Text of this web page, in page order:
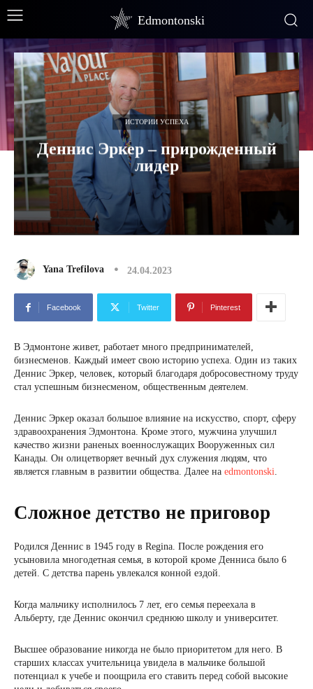
Edmontonski
ИСТОРИИ УСПЕХА
Деннис Эркер – прирожденный
лидер
Yana Trefilova 24.04.2023
Facebook Twitter Pinterest
В Эдмонтоне живет, работает много предпринимателей,
бизнесменов. Каждый имеет свою историю успеха. Один из таких
Деннис Эркер, человек, который благодаря добросовестному труду
стал успешным бизнесменом, общественным деятелем.
Деннис Эркер оказал большое влияние на искусство, спорт, сферу
здравоохранения Эдмонтона. Кроме этого, мужчина улучшил
качество жизни раненых военнослужащих Вооруженных сил
Канады. Он олицетворяет вечный дух служения людям, что
является главным в развитии общества. Далее на edmontonski.
Сложное детство не приговор
Родился Деннис в 1945 году в Regina. После рождения его
усыновила многодетная семья, в которой кроме Денниса было 6
детей. С детства парень увлекался конной ездой.
Когда мальчику исполнилось 7 лет, его семья переехала в
Альберту, где Деннис окончил среднюю школу и университет.
Высшее образование никогда не было приоритетом для него. В
старших классах учительница увидела в мальчике большой
потенциал к учебе и поощрила его ставить перед собой высокие